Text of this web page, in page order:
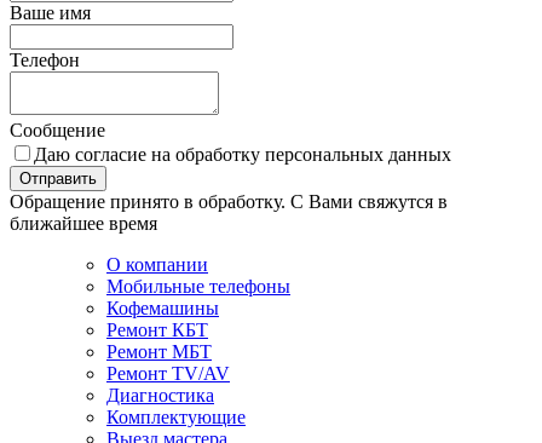
Ваше имя
Телефон
Сообщение
Даю согласие на обработку персональных данных
Отправить
Обращение принято в обработку. С Вами свяжутся в
ближайшее время
О компании
Мобильные телефоны
Кофемашины
Ремонт КБТ
Ремонт МБТ
Ремонт TV/AV
Диагностика
Комплектующие
Выезд мастера